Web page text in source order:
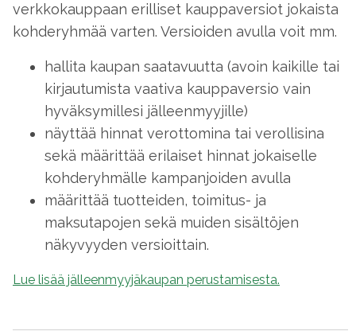
verkkokauppaan erilliset kauppaversiot jokaista
kohderyhmää varten. Versioiden avulla voit mm.
hallita kaupan saatavuutta (avoin kaikille tai
kirjautumista vaativa kauppaversio vain
hyväksymillesi jälleenmyyjille)
näyttää hinnat verottomina tai verollisina
sekä määrittää erilaiset hinnat jokaiselle
kohderyhmälle kampanjoiden avulla
määrittää tuotteiden, toimitus- ja
maksutapojen sekä muiden sisältöjen
näkyvyyden versioittain.
Lue lisää jälleenmyyjäkaupan perustamisesta.